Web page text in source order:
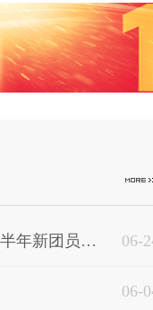
06-
生物工程学院成功举办2026年上半年新团员入团仪式
06-